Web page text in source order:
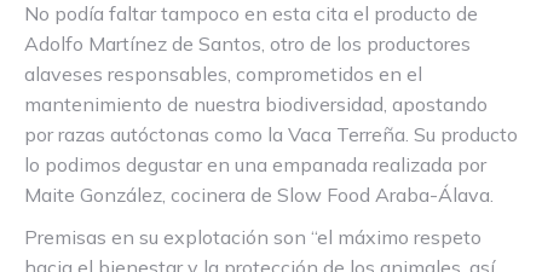
No podía faltar tampoco en esta cita el producto de
Adolfo Martínez de Santos, otro de los productores
alaveses responsables, comprometidos en el
mantenimiento de nuestra biodiversidad, apostando
por razas autóctonas como la Vaca Terreña. Su producto
lo podimos degustar en una empanada realizada por
Maite González, cocinera de Slow Food Araba-Álava.
Premisas en su explotación son “el máximo respeto
hacia el bienestar y la protección de los animales, así